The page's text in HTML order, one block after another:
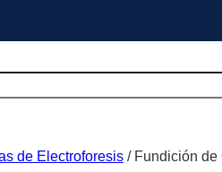
de Electroforesis/ Fundición de